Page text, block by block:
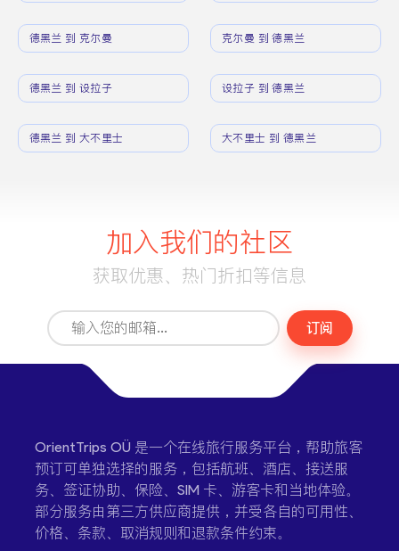
德黑兰 到 克尔曼 克尔曼 到 德黑兰
德黑兰 到 设拉子 设拉子 到 德黑兰
德黑兰 到 大不里士 大不里士 到 德黑兰
加入我们的社区
获取优惠、热门折扣等信息
订阅
OrientTrips OÜ 是一个在线旅行服务平台，帮助旅客
预订可单独选择的服务，包括航班、酒店、接送服
务、签证协助、保险、SIM 卡、游客卡和当地体验。
部分服务由第三方供应商提供，并受各自的可用性、
价格、条款、取消规则和退款条件约束。